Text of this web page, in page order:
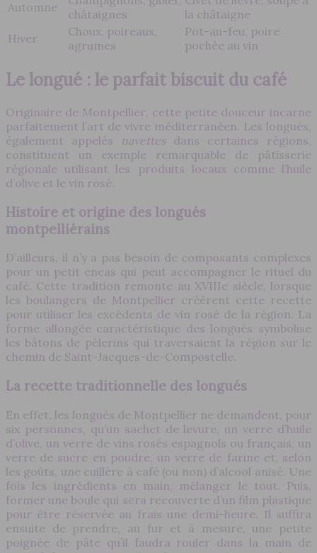
Automne
châtaignes
la châtaigne
Hiver
Choux, poireaux,
agrumes
Pot-au-feu, poire
pochée au vin
Le longué : le parfait biscuit du café
Originaire de Montpellier, cette petite douceur incarne
parfaitement l’art de vivre méditerranéen. Les longués,
également appelés navettesdans certaines régions,
constituent un exemple remarquable de pâtisserie
régionale utilisant les produits locaux comme l’huile
d’olive et le vin rosé.
Histoire et origine des longués
montpelliérains
D’ailleurs, il n’y a pas besoin de composants complexes
pour un petit encas qui peut accompagner le rituel du
café. Cette tradition remonte au XVIIIe siècle, lorsque
les boulangers de Montpellier créèrent cette recette
pour utiliser les excédents de vin rosé de la région. La
forme allongée caractéristique des longués symbolise
les bâtons de pèlerins qui traversaient la région sur le
chemin de Saint-Jacques-de-Compostelle.
La recette traditionnelle des longués
En effet, les longués de Montpellier ne demandent, pour
six personnes, qu’un sachet de levure, un verre d’huile
d’olive, un verre de vins rosés espagnols ou français, un
verre de sucre en poudre, un verre de farine et, selon
les goûts, une cuillère à café (ou non) d’alcool anisé. Une
fois les ingrédients en main, mélanger le tout. Puis,
former une boule qui sera recouverte d’un film plastique
pour être réservée au frais une demi-heure. Il suffira
ensuite de prendre, au fur et à mesure, une petite
poignée de pâte qu’il faudra rouler dans la main de